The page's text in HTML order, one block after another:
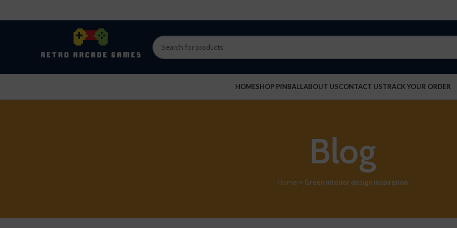
HOMESHOP PINBALLABOUT USCONTACT USTRACK YOUR ORDER
Blog
Home » Green interior design inspiration